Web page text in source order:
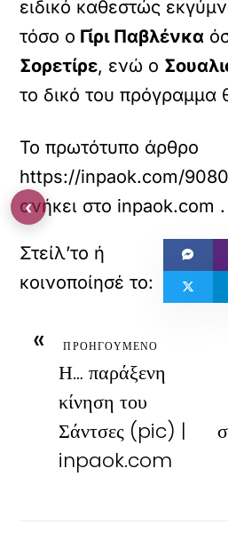
ειδικό καθεστώς
τόσο ο Γίρι Παβλένκα
Σορετίρε, ενώ ο
το δικό του πρόγραμμα
Το πρωτότυπο άρθρο
https://inpaok.com/
ανήκει στο inpaok.com .
« ΠΡΟΗΓΟΥΜΕΝΟ
Η… παράξενη
κίνηση του
Σάντσες (pic) |
inpaok.com
‹